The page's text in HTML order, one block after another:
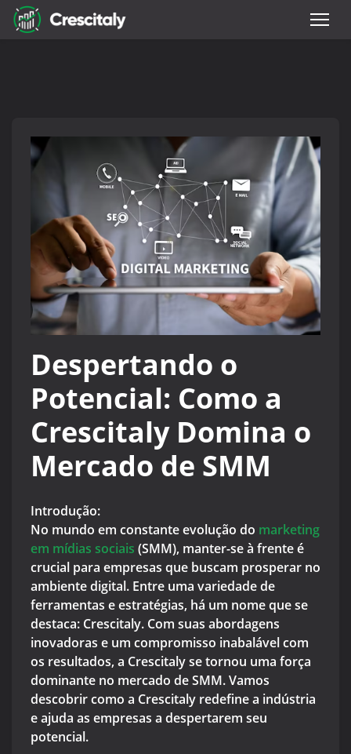
Despertando o
Potencial: Como a
Crescitaly Domina o
Mercado de SMM
Introdução:
No mundo em constante evolução do marketing
em mídias sociais (SMM), manter-se à frente é
crucial para empresas que buscam prosperar no
ambiente digital. Entre uma variedade de
ferramentas e estratégias, há um nome que se
destaca: Crescitaly. Com suas abordagens
inovadoras e um compromisso inabalável com
os resultados, a Crescitaly se tornou uma força
dominante no mercado de SMM. Vamos
descobrir como a Crescitaly redefine a indústria
e ajuda as empresas a despertarem seu
potencial.